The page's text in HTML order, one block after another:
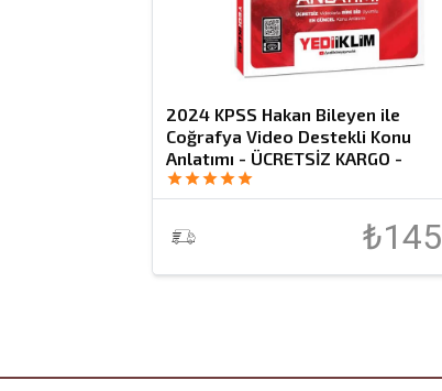
2024 KPSS Hakan Bileyen ile
Coğrafya Video Destekli Konu
Anlatımı - ÜCRETSİZ KARGO -
starstarstarstarstar
₺145